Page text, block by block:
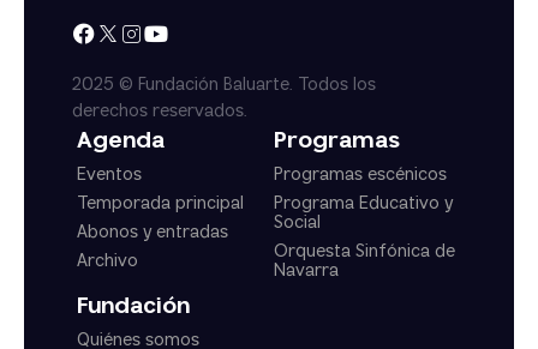
2025 © Fundación Baluarte. Todos los
derechos reservados.
Agenda
Eventos
Temporada principal
Abonos y entradas
Archivo
Programas
Programas escénicos
Programa Educativo y
Social
Orquesta Sinfónica de
Navarra
Fundación
Quiénes somos